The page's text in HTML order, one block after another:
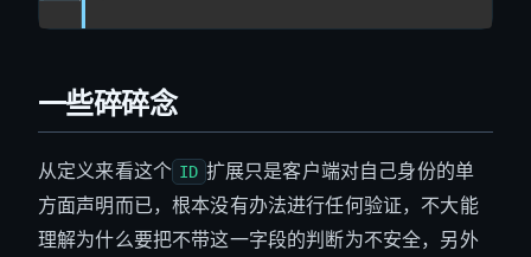
一些碎碎念
从定义来看这个 ID 扩展只是客户端对自己身份的单
方面声明而已，根本没有办法进行任何验证，不大能
理解为什么要把不带这一字段的判断为不安全，另外